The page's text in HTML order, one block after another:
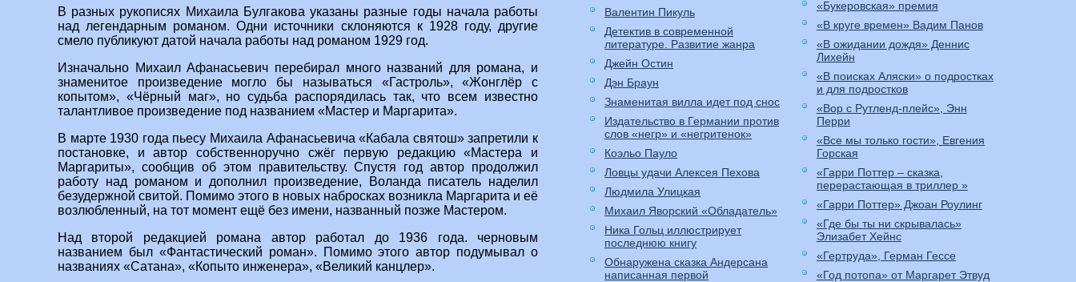
В разных рукописях Михаила Булгакова указаны разные годы начала работы
над легендарным романом. Одни источники склоняются к 1928 году, другие
смело публикуют датой начала работы над романом 1929 год.
Изначально Михаил Афанасьевич перебирал много названий для романа, и
знаменитое произведение могло бы называться «Гастроль», «Жонглёр с
копытом», «Чёрный маг», но судьба распорядилась так, что всем известно
талантливое произведение под названием «Мастер и Маргарита».
В марте 1930 года пьесу Михаила Афанасьевича «Кабала святош» запретили к
постановке, и автор собственноручно сжёг первую редакцию «Мастера и
Маргариты», сообщив об этом правительству. Спустя год автор продолжил
работу над романом и дополнил произведение, Воланда писатель наделил
безудержной свитой. Помимо этого в новых набросках возникла Маргарита и её
возлюбленный, на тот момент ещё без имени, названный позже Мастером.
Над второй редакцией романа автор работал до 1936 года. черновым
названием был «Фантастический роман». Помимо этого автор подумывал о
названиях «Сатана», «Копыто инженера», «Великий канцлер».
Валентин Пикуль
Детектив в современной
литературе. Развитие жанра
Джейн Остин
Дэн Браун
Знаменитая вилла идет под снос
Издательство в Германии против
слов «негр» и «негритенок»
Коэльо Пауло
Ловцы удачи Алексея Пехова
Людмила Улицкая
Михаил Яворский «Обладатель»
Ника Гольц иллюстрирует
последнюю книгу
Обнаружена сказка Андерсана
написанная первой
«Букеровская» премия
«В круге времен» Вадим Панов
«В ожидании дождя» Деннис
Лихейн
«В поисках Аляски» о подростках
и для подростков
«Вор с Рутленд-плейс», Энн
Перри
«Все мы только гости», Евгения
Горская
«Гарри Поттер – сказка,
перерастающая в триллер »
«Гарри Поттер» Джоан Роулинг
«Где бы ты ни скрывалась»
Элизабет Хейнс
«Гертруда», Герман Гессе
«Год потопа» от Маргарет Этвуд